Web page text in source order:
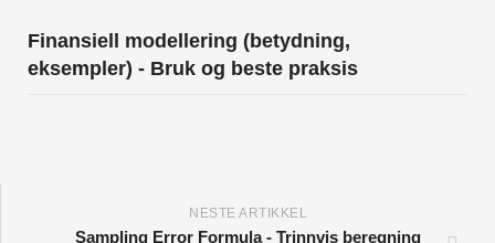
Finansiell modellering (betydning,
eksempler) - Bruk og beste praksis
NESTE ARTIKKEL
Sampling Error Formula - Trinnvis beregning